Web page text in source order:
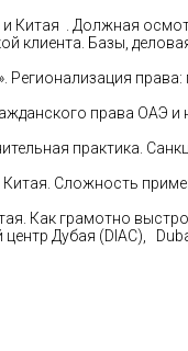
Китая . Должная
клиента. Базы,
Регионализация
права ОАЭ и
практика.
Сложность
Как грамотно
Дубая (DIAC),